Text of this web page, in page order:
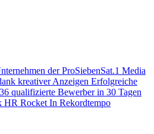
der ProSiebenSat.1 Media
kreativer Anzeigen Erfolgreiche
36 qualifizierte Bewerber in 30 Tagen
HR Rocket In Rekordtempo